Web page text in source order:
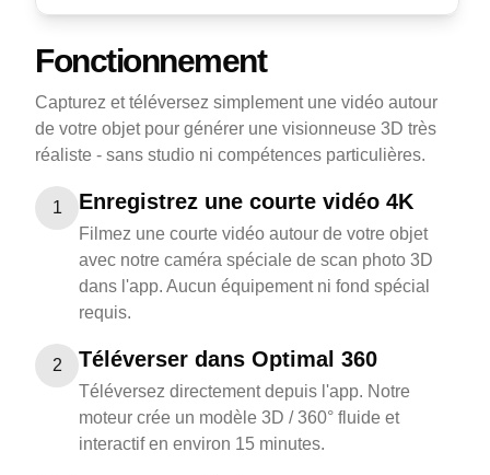
Fonctionnement
Capturez et téléversez simplement une vidéo autour
de votre objet pour générer une visionneuse 3D très
réaliste - sans studio ni compétences particulières.
1 Enregistrez une courte vidéo 4K
Filmez une courte vidéo autour de votre objet
avec notre caméra spéciale de scan photo 3D
dans l'app. Aucun équipement ni fond spécial
requis.
2 Téléverser dans Optimal 360
Téléversez directement depuis l'app. Notre
moteur crée un modèle 3D / 360° fluide et
interactif en environ 15 minutes.